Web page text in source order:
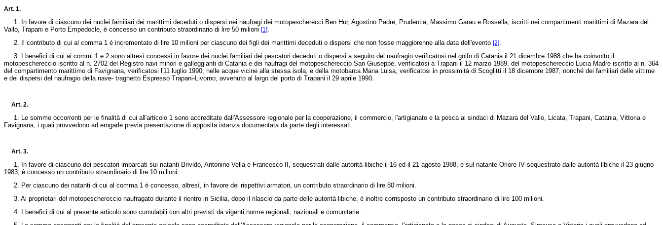
Art. 1.
1. In favore di ciascuno dei nuclei familiari dei marittimi deceduti o dispersi nei naufragi dei motopescherecci Ben Hur, Agostino Padre, Prudentia, Massimo Garau e Rossella, iscritti nei compartimenti marittimi di Mazara del
Vallo, Trapani e Porto Empedocle, è concesso un contributo straordinario di lire 50 milioni [1].
2. Il contributo di cui al comma 1 è incrementato di lire 10 milioni per ciascuno dei figli dei marittimi deceduti o dispersi che non fosse maggiorenne alla data dell'evento [2].
3. I benefici di cui ai commi 1 e 2 sono altresì concessi in favore dei nuclei familiari dei pescatori deceduti o dispersi a seguito del naufragio verificatosi nel golfo di Catania il 21 dicembre 1988 che ha coinvolto il
motopeschereccio iscritto al n. 2702 del Registro navi minori e galleggianti di Catania e dei naufragi del motopeschereccio San Giuseppe, verificatosi a Trapani il 12 marzo 1989, del motopeschereccio Lucia Madre iscritto al n. 364
del compartimento marittimo di Favignana, verificatosi l'11 luglio 1990, nelle acque vicine alla stessa isola, e della motobarca Maria Luisa, verificatosi in prossimità di Scoglitti il 18 dicembre 1987, nonché dei familiari delle vittime
e dei dispersi del naufragio della nave- traghetto Espresso Trapani-Livorno, avvenuto al largo del porto di Trapani il 29 aprile 1990.
Art. 2.
1. Le somme occorrenti per le finalità di cui all'articolo 1 sono accreditate dall'Assessore regionale per la cooperazione, il commercio, l'artigianato e la pesca ai sindaci di Mazara del Vallo, Licata, Trapani, Catania, Vittoria e
Favignana, i quali provvedono ad erogarle previa presentazione di apposita istanza documentata da parte degli interessati.
Art. 3.
1. In favore di ciascuno dei pescatori imbarcati sui natanti Brivido, Antonino Vella e Francesco II, sequestrati dalle autorità libiche il 16 ed il 21 agosto 1988, e sul natante Oriore IV sequestrato dalle autorità libiche il 23 giugno
1983, è concesso un contributo straordinario di lire 10 milioni.
2. Per ciascuno dei natanti di cui al comma 1 è concesso, altresì, in favore dei rispettivi armatori, un contributo straordinario di lire 80 milioni.
3. Ai proprietari del motopeschereccio naufragato durante il rientro in Sicilia, dopo il rilascio da parte delle autorità libiche, è inoltre corrisposto un contributo straordinario di lire 100 milioni.
4. I benefici di cui al presente articolo sono cumulabili con altri previsti da vigenti norme regionali, nazionali e comunitarie.